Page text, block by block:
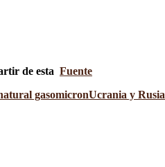
de esta Fuente
gasomicronUcrania y Rusia